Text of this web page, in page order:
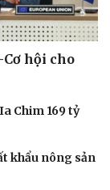
hội cho
Chim 169 tỷ
khẩu nông sản